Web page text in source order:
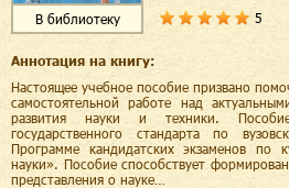
В библиотеку
5
Аннотация на книгу:
Настоящее учебное пособие призвано
самостоятельной работе над
развития науки и техники.
государственного стандарта по
Программе кандидатских экзаменов по
науки». Пособие способствует
представления о науке…